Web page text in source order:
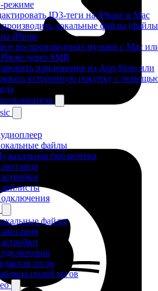
режиме
ID3-теги на iPhone и Mac
локальные файлы (файлы
iPhone
воспроизведение музыки с Mac
через SMB
приложение из App Store или
встроенную покупку с
файлы
библиотека
файлы
тегов
полей тегов